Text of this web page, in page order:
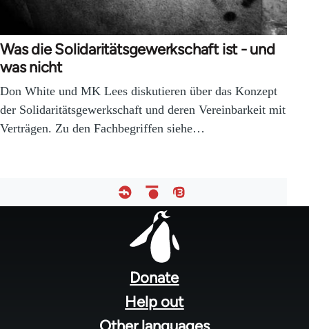
Was die Solidaritätsgewerkschaft ist - und
was nicht
Don White und MK Lees diskutieren über das Konzept
der Solidaritätsgewerkschaft und deren Vereinbarkeit mit
Verträgen. Zu den Fachbegriffen siehe…
Donate
Help out